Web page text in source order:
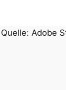
Adobe